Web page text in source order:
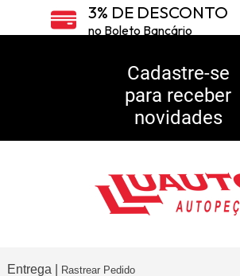
3% DE DESCONTO
no Boleto Bancário
5% DE DESCONTO
10% DE CASHBACK
Consulte Regulamento
Cadastre-se
para receber
novidades
Entrega | Rastrear Pedido